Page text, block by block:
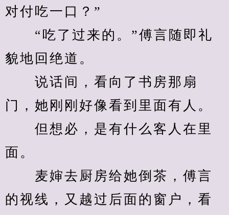
对付吃一口？”
“吃了过来的。”傅言随即礼
貌地回绝道。
说话间，看向了书房那扇
门，她刚刚好像看到里面有人。
但想必，是有什么客人在里
面。
麦婶去厨房给她倒茶，傅言
的视线，又越过后面的窗户，看